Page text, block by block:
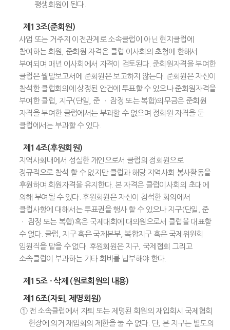
평생회원이 된다.
제13조(준회원)
사업 또는 거주지 이전관계로 소속클럽이 아닌 현지클럽에
참여하는 회원, 준회원 자격은 클럽 이사회의 초청에 한해서
부여되며 매년 이사회에서 자격이 검토된다. 준회원자격을 부여한
클럽은 월말보고서에 준회원은 보고하지 않는다. 준회원은 자신이
참석한 클럽회의에 상정된 안건에 투표할 수 있으나 준회원자격을
부여한 클럽, 지구(단일, 준 ㆍ 잠정 또는 복합)의무금은 준회원
자격을 부여한 클럽에서는 부과할 수 없으며 정회원 자격을 둔
클럽에서는 부과할 수 있다.
제14조(후원회원)
지역사회내에서 성실한 개인으로서 클럽의 정회원으로
정규적으로 참석 할 수 없지만 클럽과 해당 지역사회 봉사활동을
후원하며 회원자격을 유지한다. 본 자격은 클럽이사회의 초대에
의해 부여될 수 있다. 후원회원은 자신이 참석한 회의에서
클럽사항에 대해서는 투표권을 행사 할 수 있으나 지구(단일, 준
ㆍ 잠정 또는 복합)혹은 국제대회에 대의원으로서 클럽을 대표할
수 없다. 클럽, 지구 혹은 국제본부, 복합지구 혹은 국제위원회
임원직을 맡을 수 없다. 후원회원은 지구, 국제협회 그리고
소속클럽이 부과하는 기타 회비를 납부해야 한다.
제15조 - 삭제 (원로회원의 내용)
제16조(자퇴, 제명회원)
① 전 소속클럽에서 자퇴 또는 제명된 회원의 재입회시 국제협회
헌장에 의거 재입회의 제한을 둘 수 없다. 단, 본 지구는 별도의